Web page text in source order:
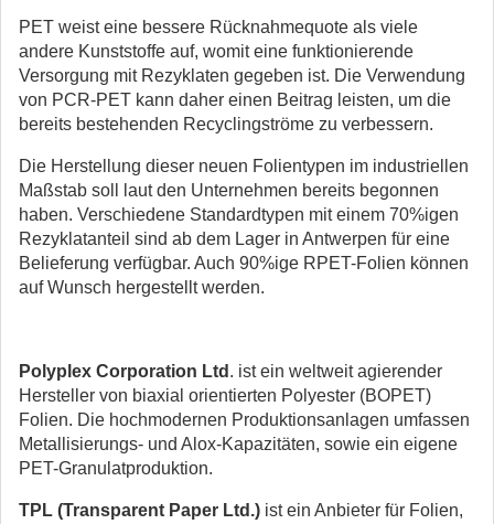
PET weist eine bessere Rücknahmequote als viele
andere Kunststoffe auf, womit eine funktionierende
Versorgung mit Rezyklaten gegeben ist. Die Verwendung
von PCR-PET kann daher einen Beitrag leisten, um die
bereits bestehenden Recyclingströme zu verbessern.
Die Herstellung dieser neuen Folientypen im industriellen
Maßstab soll laut den Unternehmen bereits begonnen
haben. Verschiedene Standardtypen mit einem 70%igen
Rezyklatanteil sind ab dem Lager in Antwerpen für eine
Belieferung verfügbar. Auch 90%ige RPET-Folien können
auf Wunsch hergestellt werden.
Polyplex Corporation Ltd . ist ein weltweit agierender
Hersteller von biaxial orientierten Polyester (BOPET)
Folien. Die hochmodernen Produktionsanlagen umfassen
Metallisierungs- und Alox-Kapazitäten, sowie ein eigene
PET-Granulatproduktion.
TPL (Transparent Paper Ltd.) ist ein Anbieter für Folien,